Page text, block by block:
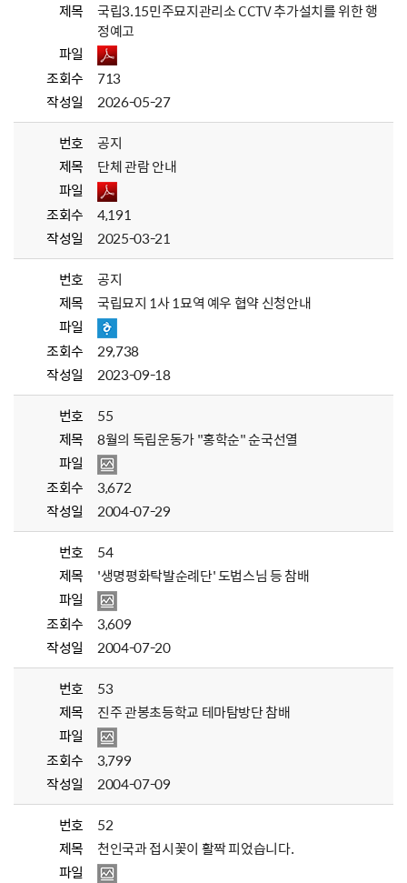
제목
국립3.15민주묘지관리소 CCTV 추가설치를 위한 행
정예고
파일
조회수
713
작성일
2026-05-27
번호
공지
제목
단체 관람 안내
파일
조회수
4,191
작성일
2025-03-21
번호
공지
제목
국립묘지 1사 1묘역 예우 협약 신청안내
파일
조회수
29,738
작성일
2023-09-18
번호
55
제목
8월의 독립운동가 "홍학순" 순국선열
파일
조회수
3,672
작성일
2004-07-29
번호
54
제목
'생명평화탁발순례단' 도법스님 등 참배
파일
조회수
3,609
작성일
2004-07-20
번호
53
제목
진주 관봉초등학교 테마탐방단 참배
파일
조회수
3,799
작성일
2004-07-09
번호
52
제목
천인국과 접시꽃이 활짝 피었습니다.
파일